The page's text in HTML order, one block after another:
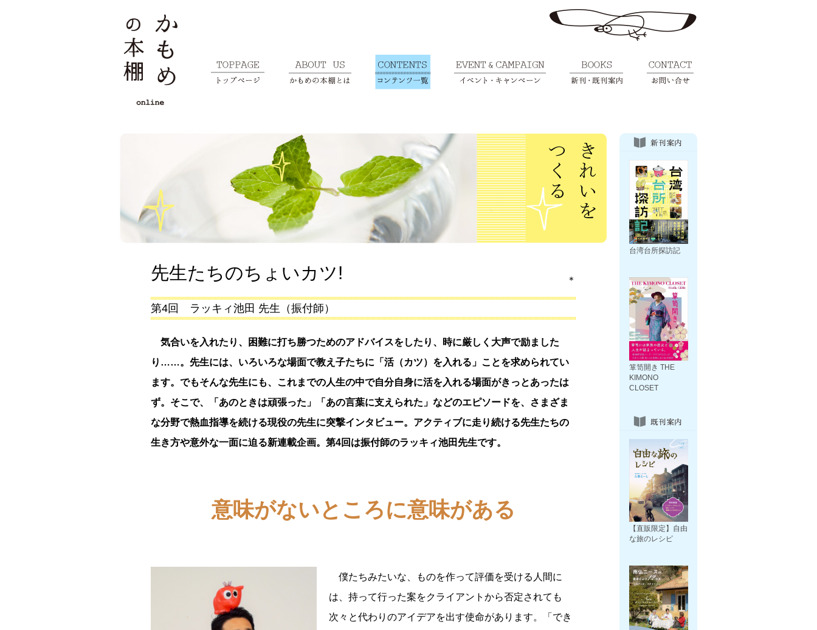
先生たちのちょいカツ! ＊
第4回 ラッキィ池田 先生（振付師）
気合いを入れたり、困難に打ち勝つためのアドバイスをしたり、時に厳しく大声で励ました
り……。先生には、いろいろな場面で教え子たちに「活（カツ）を入れる」ことを求められてい
ます。でもそんな先生にも、これまでの人生の中で自分自身に活を入れる場面がきっとあったは
ず。そこで、「あのときは頑張った」「あの言葉に支えられた」などのエピソードを、さまざま
な分野で熱血指導を続ける現役の先生に突撃インタビュー。アクティブに走り続ける先生たちの
生き方や意外な一面に迫る新連載企画。第4回は振付師のラッキィ池田先生です。
意味がないところに意味がある
僕たちみたいな、ものを作って評価を受ける人間に
は、持って行った案をクライアントから否定されても
次々と代わりのアイデアを出す使命があります。「でき
台湾台所探訪記
箪笥開き THE
KIMONO
CLOSET
【直販限定】自由
な旅のレシピ